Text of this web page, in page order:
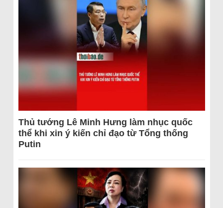
Thủ tướng Lê Minh Hưng làm nhục quốc
thể khi xin ý kiến chỉ đạo từ Tổng thống
Putin